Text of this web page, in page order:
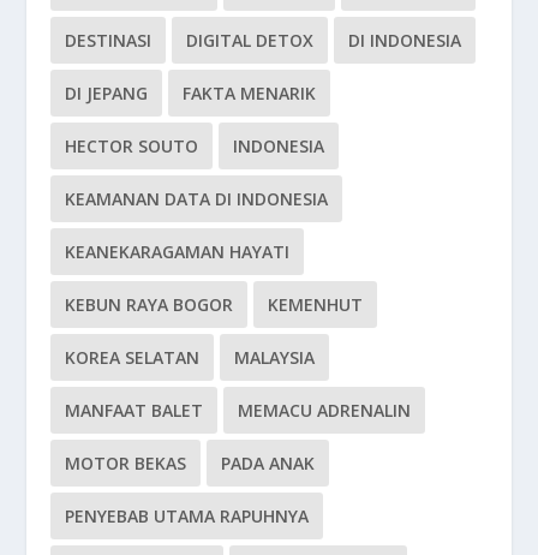
DESTINASI DIGITAL DETOX DI INDONESIA
DI JEPANG FAKTA MENARIK
HECTOR SOUTO INDONESIA
KEAMANAN DATA DI INDONESIA
KEANEKARAGAMAN HAYATI
KEBUN RAYA BOGOR KEMENHUT
KOREA SELATAN MALAYSIA
MANFAAT BALET MEMACU ADRENALIN
MOTOR BEKAS PADA ANAK
PENYEBAB UTAMA RAPUHNYA